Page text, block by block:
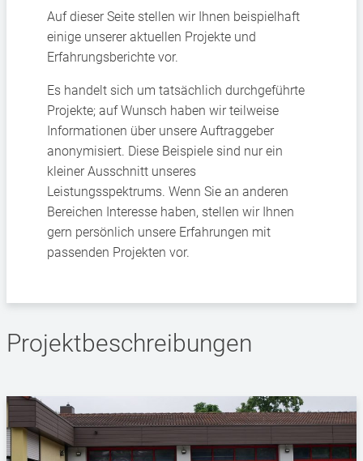
Auf dieser Seite stellen wir Ihnen beispielhaft
einige unserer aktuellen Projekte und
Erfahrungsberichte vor.
Es handelt sich um tatsächlich durchgeführte
Projekte; auf Wunsch haben wir teilweise
Informationen über unsere Auftraggeber
anonymisiert. Diese Beispiele sind nur ein
kleiner Ausschnitt unseres
Leistungsspektrums. Wenn Sie an anderen
Bereichen Interesse haben, stellen wir Ihnen
gern persönlich unsere Erfahrungen mit
passenden Projekten vor.
Projektbeschreibungen